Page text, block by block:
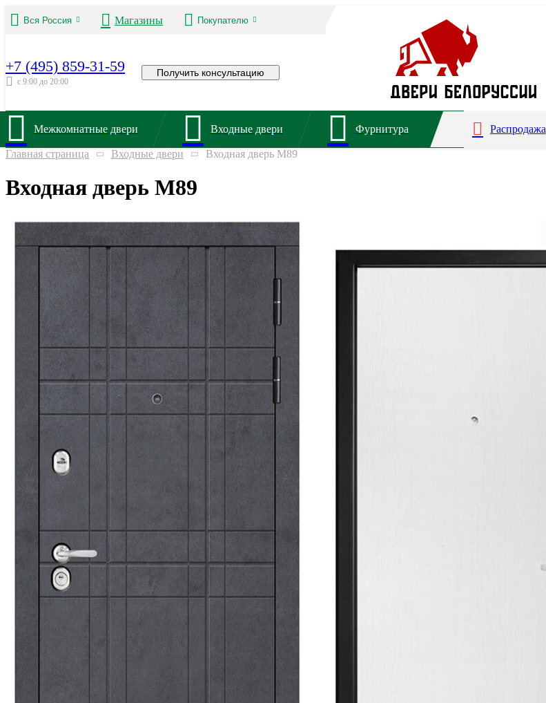
Вся Россия Магазины Покупателю
+7 (495) 859-31-59
с 9:00 до 20:00
Получить консультацию
Межкомнатные двери Входные двери Фурнитура Распродажа
Главная страница Входные двери Входная дверь M89
Входная дверь M89